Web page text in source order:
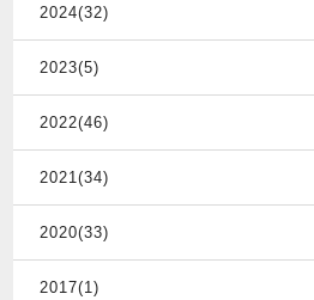
2024(32)
2023(5)
2022(46)
2021(34)
2020(33)
2017(1)